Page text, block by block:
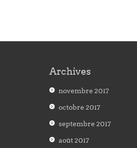
Archives
novembre 2017
octobre 2017
septembre 2017
août 2017